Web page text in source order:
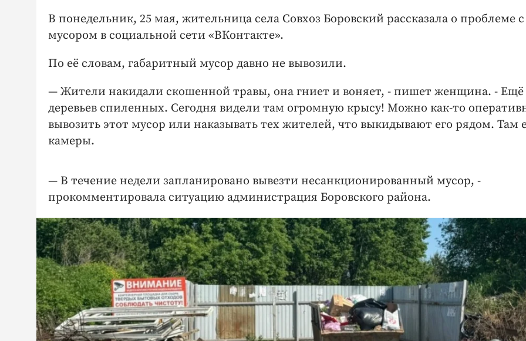
В понедельник, 25 мая, жительница села Совхоз Боровский рассказала о проблеме с
мусором в социальной сети «ВКонтакте».
По её словам, габаритный мусор давно не вывозили.
— Жители накидали скошенной травы, она гниет и воняет, - пишет женщина. - Ещё
деревьев спиленных. Сегодня видели там огромную крысу! Можно как-то
вывозить этот мусор или наказывать тех жителей, что выкидывают его рядом. Там
камеры.
— В течение недели запланировано вывезти несанкционированный мусор, -
прокомментировала ситуацию администрация Боровского района.